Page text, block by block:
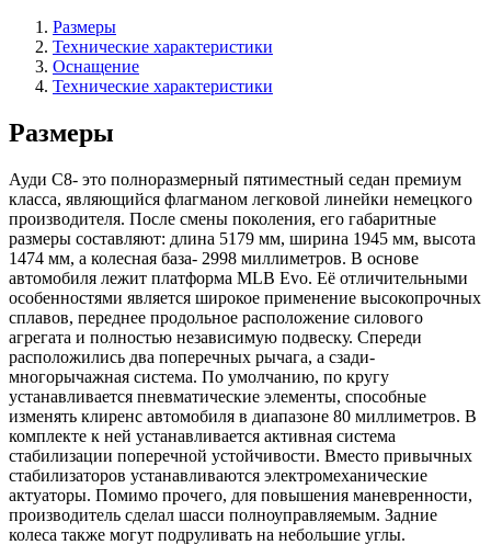
Размеры
Технические характеристики
Оснащение
Технические характеристики
Размеры
Ауди С8- это полноразмерный пятиместный седан премиум
класса, являющийся флагманом легковой линейки немецкого
производителя. После смены поколения, его габаритные
размеры составляют: длина 5179 мм, ширина 1945 мм, высота
1474 мм, а колесная база- 2998 миллиметров. В основе
автомобиля лежит платформа MLB Evo. Её отличительными
особенностями является широкое применение высокопрочных
сплавов, переднее продольное расположение силового
агрегата и полностью независимую подвеску. Спереди
расположились два поперечных рычага, а сзади-
многорычажная система. По умолчанию, по кругу
устанавливается пневматические элементы, способные
изменять клиренс автомобиля в диапазоне 80 миллиметров. В
комплекте к ней устанавливается активная система
стабилизации поперечной устойчивости. Вместо привычных
стабилизаторов устанавливаются электромеханические
актуаторы. Помимо прочего, для повышения маневренности,
производитель сделал шасси полноуправляемым. Задние
колеса также могут подруливать на небольшие углы.